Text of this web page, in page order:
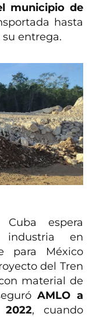
municipio de
hasta
entrega.
espera
en
para México
del Tren
material de
AMLO a
, cuando